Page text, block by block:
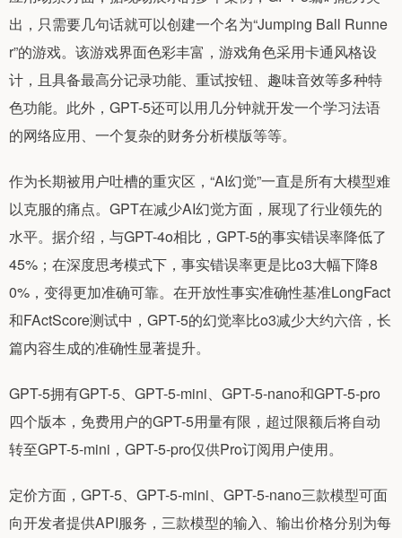
出，只需要几句话就可以创建一个名为“Jumping Ball Runne
r”的游戏。该游戏界面色彩丰富，游戏角色采用卡通风格设
计，且具备最高分记录功能、重试按钮、趣味音效等多种特
色功能。此外，GPT-5还可以用几分钟就开发一个学习法语
的网络应用、一个复杂的财务分析模版等等。
作为长期被用户吐槽的重灾区，“AI幻觉”一直是所有大模型难
以克服的痛点。GPT在减少AI幻觉方面，展现了行业领先的
水平。据介绍，与GPT-4o相比，GPT-5的事实错误率降低了
45%；在深度思考模式下，事实错误率更是比o3大幅下降8
0%，变得更加准确可靠。在开放性事实准确性基准LongFact
和FActScore测试中，GPT-5的幻觉率比o3减少大约六倍，长
篇内容生成的准确性显著提升。
GPT-5拥有GPT-5、GPT-5-mini、GPT-5-nano和GPT-5-pro
四个版本，免费用户的GPT-5用量有限，超过限额后将自动
转至GPT-5-mini，GPT-5-pro仅供Pro订阅用户使用。
定价方面，GPT-5、GPT-5-mini、GPT-5-nano三款模型可面
向开发者提供API服务，三款模型的输入、输出价格分别为每